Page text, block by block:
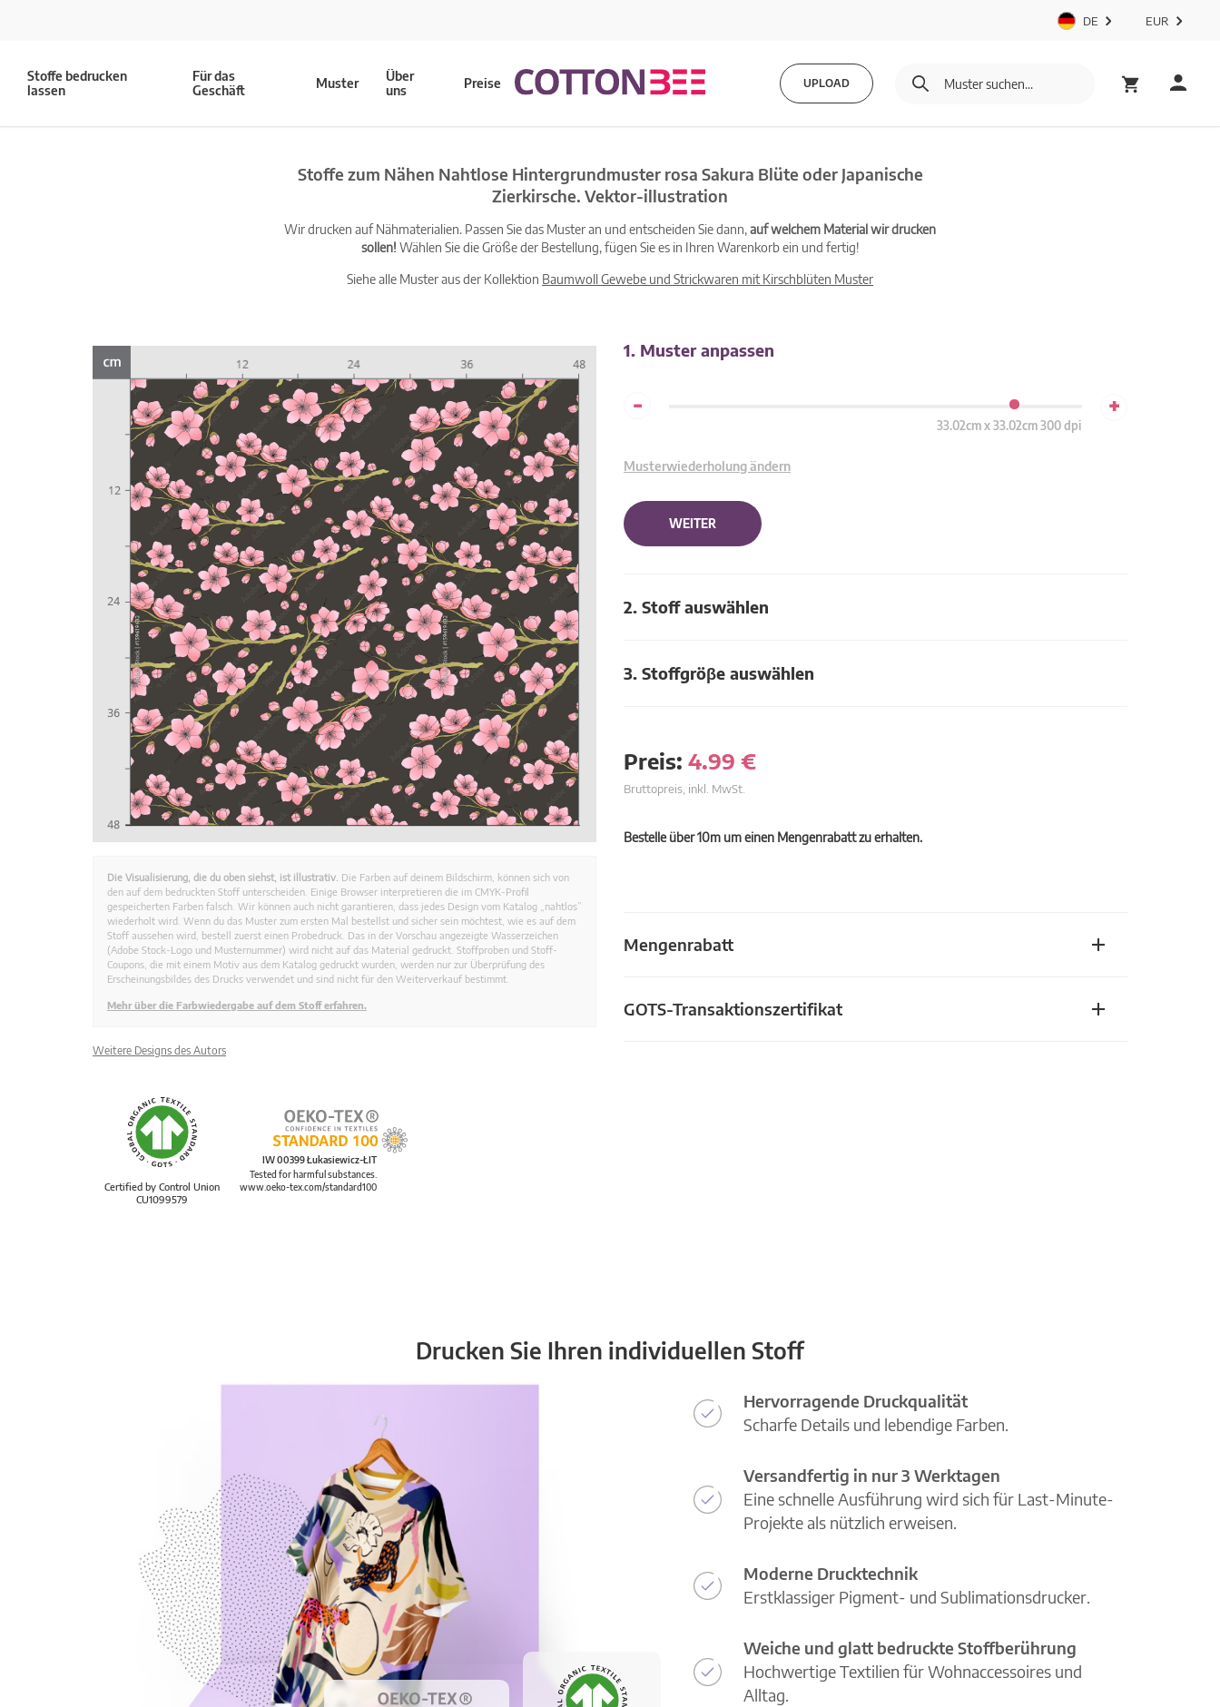
DE EUR
Stoffe bedrucken
lassen
Für das
Geschäft
Muster
Über
uns
Preise UPLOAD
Stoffe zum Nähen Nahtlose Hintergrundmuster rosa Sakura Blüte oder Japanische
Zierkirsche. Vektor-illustration
Wir drucken auf Nähmaterialien. Passen Sie das Muster an und entscheiden Sie dann,auf welchem Material wir drucken
sollen! Wählen Sie die Größe der Bestellung, fügen Sie es in Ihren Warenkorb ein und fertig!
Siehe alle Muster aus der Kollektion Baumwoll Gewebe und Strickwaren mit Kirschblüten Muster
1. Muster anpassen
-
33.02cm x 33.02cm 300 dpi
+
Musterwiederholung ändern
WEITER
2. Stoff auswählen
3. Stoffgröβe auswählen
Preis: 4.99 €
Bruttopreis, inkl. MwSt.
Bestelle über 10m um einen Mengenrabatt zu erhalten.
Mengenrabatt
GOTS-Transaktionszertifikat
Die Visualisierung, die du oben siehst, ist illustrativ. Die Farben auf deinem Bildschirm, können sich von
den auf dem bedruckten Stoff unterscheiden. Einige Browser interpretieren die im CMYK-Profil
gespeicherten Farben falsch. Wir können auch nicht garantieren, dass jedes Design vom Katalog „nahtlos”
wiederholt wird. Wenn du das Muster zum ersten Mal bestellst und sicher sein möchtest, wie es auf dem
Stoff aussehen wird, bestell zuerst einen Probedruck. Das in der Vorschau angezeigte Wasserzeichen
(Adobe Stock-Logo und Musternummer) wird nicht auf das Material gedruckt. Stoffproben und Stoff-
Coupons, die mit einem Motiv aus dem Katalog gedruckt wurden, werden nur zur Überprüfung des
Erscheinungsbildes des Drucks verwendet und sind nicht für den Weiterverkauf bestimmt.
Mehr über die Farbwiedergabe auf dem Stoff erfahren.
Weitere Designs des Autors
Certified by Control Union
CU1099579
IW 00399 Łukasiewicz-ŁIT
Tested for harmful substances.
www.oeko-tex.com/standard100
Drucken Sie Ihren individuellen Stoff
Hervorragende Druckqualität
Scharfe Details und lebendige Farben.
Versandfertig in nur 3 Werktagen
Eine schnelle Ausführung wird sich für Last-Minute-
Projekte als nützlich erweisen.
Moderne Drucktechnik
Erstklassiger Pigment- und Sublimationsdrucker.
Weiche und glatt bedruckte Stoffberührung
Hochwertige Textilien für Wohnaccessoires und
Alltag.